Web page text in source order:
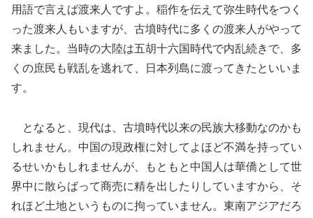
用語で言えば渡来人ですよ。稲作を伝えて弥生時代をつく
った渡来人もいますが、古墳時代に多くの渡来人がやって
来ました。当時の大陸は五胡十六国時代で内乱続きで、多
くの庶民も戦乱を逃れて、日本列島に渡ってきたといいま
す。
となると、現代は、古墳時代以来の民族大移動なのかも
しれません。中国の現政権に対してよほど不満を持ってい
るせいかもしれませんが、もともと中国人は華僑として世
界中に散らばって商売に精を出したりしていますから、そ
れほど土地というものに拘っていません。東南アジアだろ